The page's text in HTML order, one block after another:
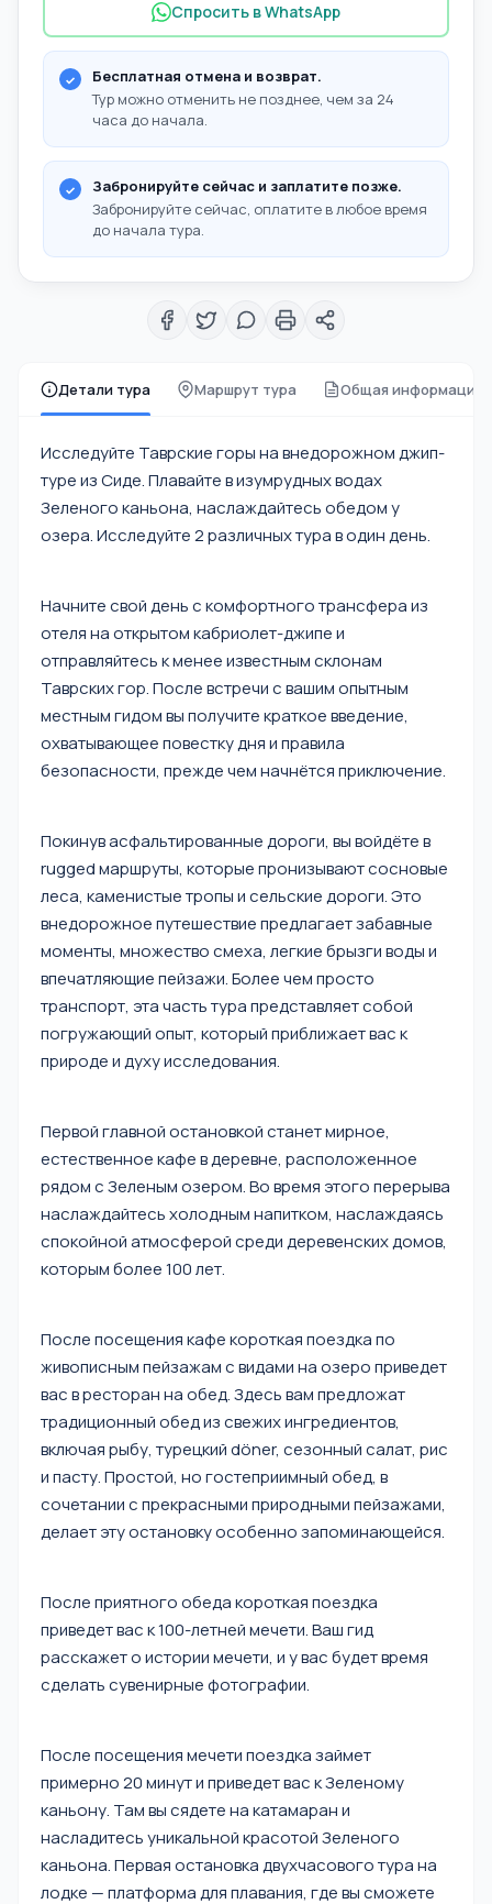
Детали тура Маршрут тура Общая информация
Исследуйте Таврские горы на внедорожном джип-
туре из Сиде. Плавайте в изумрудных водах
Зеленого каньона, наслаждайтесь обедом у
озера. Исследуйте 2 различных тура в один день.
Начните свой день с комфортного трансфера из
отеля на открытом кабриолет-джипе и
отправляйтесь к менее известным склонам
Таврских гор. После встречи с вашим опытным
местным гидом вы получите краткое введение,
охватывающее повестку дня и правила
безопасности, прежде чем начнётся приключение.
Покинув асфальтированные дороги, вы войдёте в
rugged маршруты, которые пронизывают сосновые
леса, каменистые тропы и сельские дороги. Это
внедорожное путешествие предлагает забавные
моменты, множество смеха, легкие брызги воды и
впечатляющие пейзажи. Более чем просто
транспорт, эта часть тура представляет собой
погружающий опыт, который приближает вас к
природе и духу исследования.
Первой главной остановкой станет мирное,
естественное кафе в деревне, расположенное
рядом с Зеленым озером. Во время этого перерыва
наслаждайтесь холодным напитком, наслаждаясь
спокойной атмосферой среди деревенских домов,
которым более 100 лет.
После посещения кафе короткая поездка по
живописным пейзажам с видами на озеро приведет
вас в ресторан на обед. Здесь вам предложат
традиционный обед из свежих ингредиентов,
включая рыбу, турецкий döner, сезонный салат, рис
и пасту. Простой, но гостеприимный обед, в
сочетании с прекрасными природными пейзажами,
делает эту остановку особенно запоминающейся.
После приятного обеда короткая поездка
приведет вас к 100-летней мечети. Ваш гид
расскажет о истории мечети, и у вас будет время
сделать сувенирные фотографии.
После посещения мечети поездка займет
примерно 20 минут и приведет вас к Зеленому
каньону. Там вы сядете на катамаран и
насладитесь уникальной красотой Зеленого
каньона. Первая остановка двухчасового тура на
лодке — платформа для плавания, где вы сможете
Спросить в WhatsApp
Бесплатная отмена и возврат.
Тур можно отменить не позднее, чем за 24
часа до начала.
Забронируйте сейчас и заплатите позже.
Забронируйте сейчас, оплатите в любое время
до начала тура.